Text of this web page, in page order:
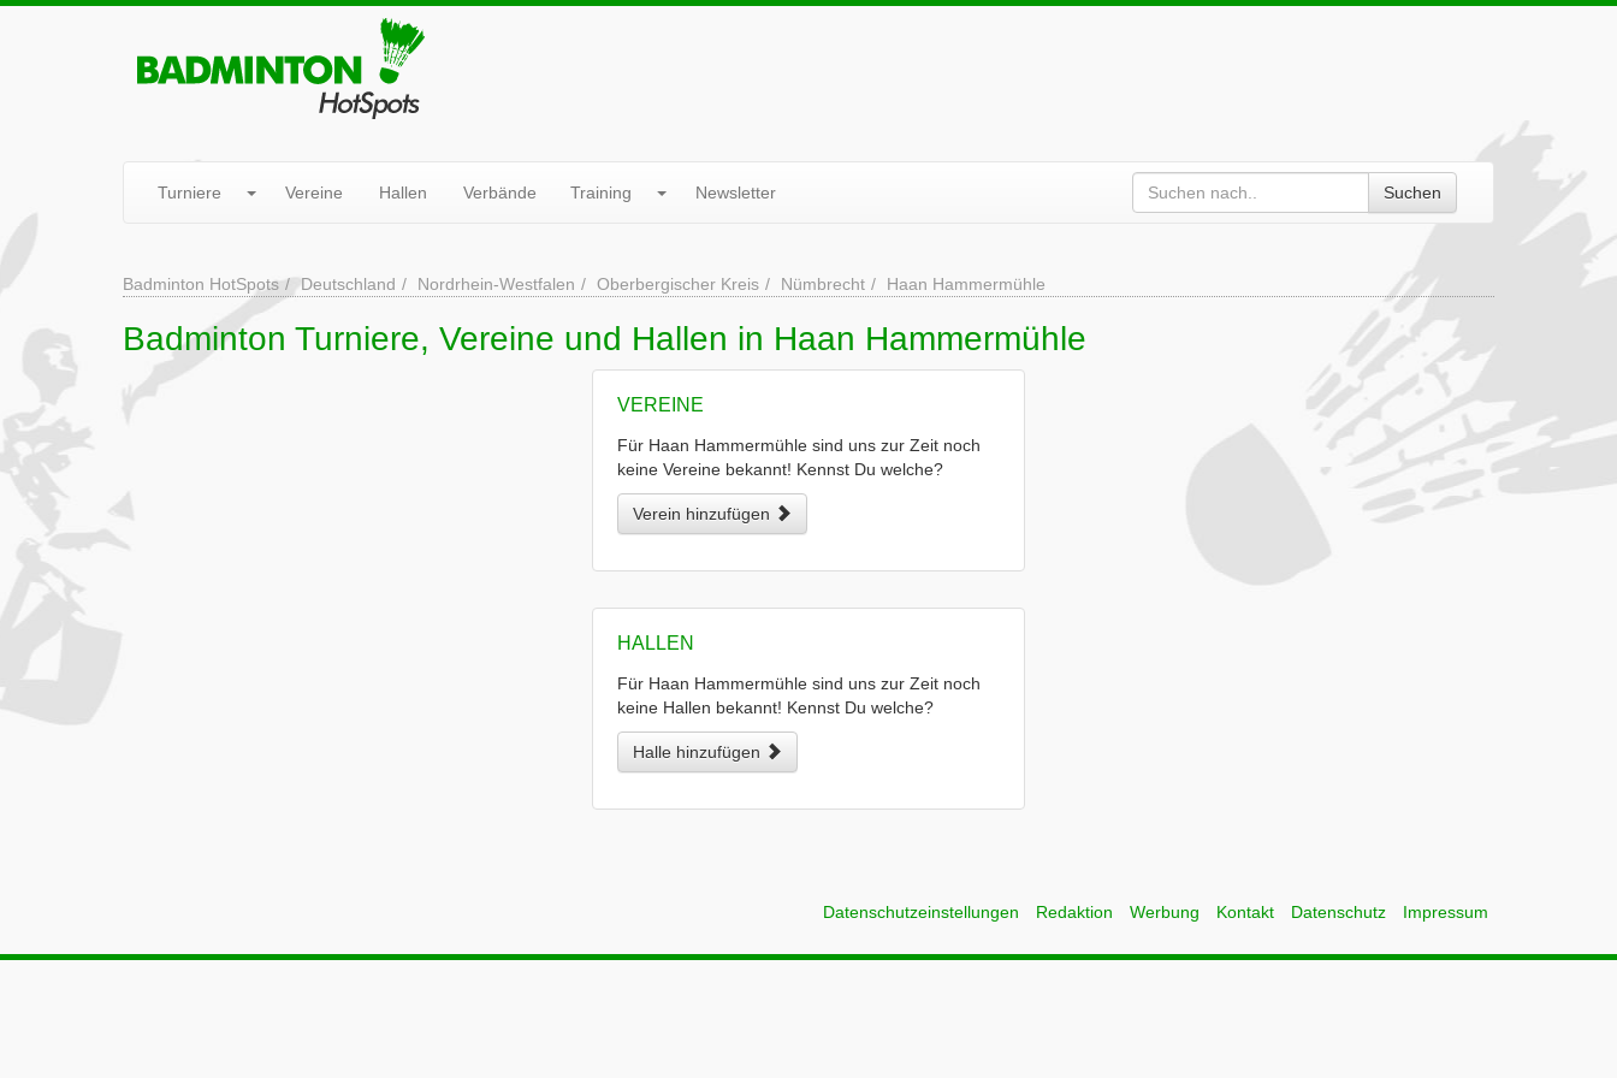
Turniere Vereine Hallen Verbände Training Newsletter Suchen
Badminton HotSpots Deutschland Nordrhein-Westfalen Oberbergischer Kreis Nümbrecht Haan Hammermühle
Badminton Turniere, Vereine und Hallen in Haan Hammermühle
VEREINE
Für Haan Hammermühle sind uns zur Zeit noch
keine Vereine bekannt! Kennst Du welche?
Verein hinzufügen
HALLEN
Für Haan Hammermühle sind uns zur Zeit noch
keine Hallen bekannt! Kennst Du welche?
Halle hinzufügen
Datenschutzeinstellungen Redaktion Werbung Kontakt Datenschutz Impressum